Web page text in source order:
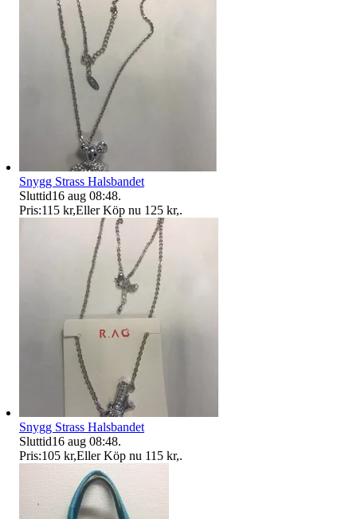
Snygg Strass Halsbandet
Sluttid16 aug 08:48.
Pris:115 kr,Eller Köp nu 125 kr,.
Snygg Strass Halsbandet
Sluttid16 aug 08:48.
Pris:105 kr,Eller Köp nu 115 kr,.